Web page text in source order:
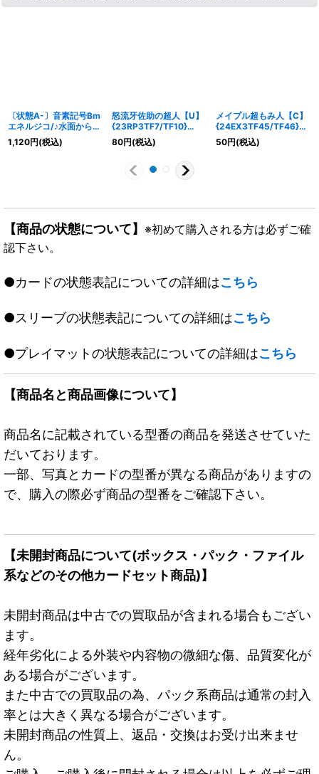
〔状態A-〕音素記号Bm
エネルジコ/♪水面から天
掴まんとするチャージャ
ー【U】
1,120円(税込)
怒流牙佐助の超人【U】
{23RP3TF7/TF10}
《多》
80円(税込)
メイプル超もみ人【C】
{24EX3TF45/TF46}
《自然》
50円(税込)
【商品の状態について】 ※初めて購入される方は必ずご確
認下さい。
●カードの状態表記についての詳細はこちら
●スリーブの状態表記についての詳細はこちら
●プレイマットの状態表記についての詳細はこちら
【商品名と商品画像について】
商品名に記載されている型番の商品を発送させていた
だいております。
一部、写真とカードの型番が異なる商品がありますの
で、購入の際必ず商品の型番をご確認下さい。
【未開封商品について(ボックス・パック・ファイル
系などのその他カードセット商品)】
未開封商品は中古での買取品が含まれる場合もござい
ます。
経年劣化による外装や内容物の微細な傷、品質変化が
ある場合がございます。
また中古での買取品の為、パック系商品は通常の封入
率とは大きく異なる場合がございます。
未開封商品の性質上、返品・交換はお受け出来ませ
ん。